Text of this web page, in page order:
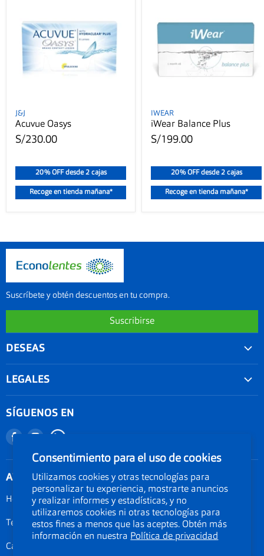
Consentimiento para el uso de cookies
Utilizamos cookies y otras tecnologías para
personalizar tu experiencia, mostrarte anuncios
y realizar informes y estadísticas, y no
utilizaremos cookies ni otras tecnologías para
estos fines a menos que las aceptes. Obtén más
información en nuestra Política de privacidad
J&J
Acuvue Oasys
S/230.00
20% OFF desde 2 cajas
Recoge en tienda mañana*
IWEAR
iWear Balance Plus
S/199.00
20% OFF desde 2 cajas
Recoge en tienda mañana*
Suscríbete y obtén descuentos en tu compra.
Suscribirse
DESEAS
Seguimiento de Pedido
Nuestro blog
Documentos Electronicos Topsa Peru S.A.C
Documentos Electrónicos GMO Peru S.A.C
LEGALES
Promociones
Políticas de Envío
Política de privacidad
Legal de cookies
Documentos electrónicos
Términos del servicio
SÍGUENOS EN
Encuéntranos
Encuéntranos
ATENCIÓN AL CLIENTE
Horarios: Lunes a Viernes de 09:00am a 06:00pm
Teléfono 01-3190134
Calle Amador Merino Reyna 223, San Isidro, Lima Perú